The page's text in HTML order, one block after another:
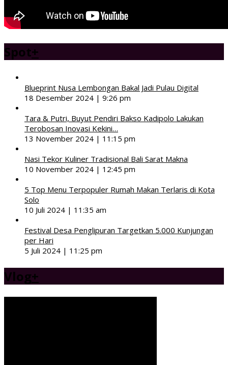
Spot+
Blueprint Nusa Lembongan Bakal Jadi Pulau Digital
18 Desember 2024 | 9:26 pm
Tara & Putri, Buyut Pendiri Bakso Kadipolo Lakukan
Terobosan Inovasi Kekini…
13 November 2024 | 11:15 pm
Nasi Tekor Kuliner Tradisional Bali Sarat Makna
10 November 2024 | 12:45 pm
5 Top Menu Terpopuler Rumah Makan Terlaris di Kota
Solo
10 Juli 2024 | 11:35 am
Festival Desa Penglipuran Targetkan 5.000 Kunjungan
per Hari
5 Juli 2024 | 11:25 pm
Vlog+